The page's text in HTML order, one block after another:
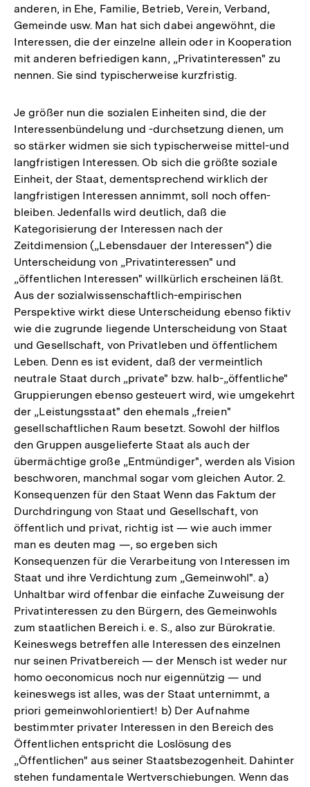
anderen, in Ehe, Familie, Betrieb, Verein, Verband,
Gemeinde usw. Man hat sich dabei angewöhnt, die
Interessen, die der einzelne allein oder in Kooperation
mit anderen befriedigen kann, „Privatinteressen" zu
nennen. Sie sind typischerweise kurzfristig.
Je größer nun die sozialen Einheiten sind, die der
Interessenbündelung und -durchsetzung dienen, um
so stärker widmen sie sich typischerweise mittel-und
langfristigen Interessen. Ob sich die größte soziale
Einheit, der Staat, dementsprechend wirklich der
langfristigen Interessen annimmt, soll noch offen-
bleiben. Jedenfalls wird deutlich, daß die
Kategorisierung der Interessen nach der
Zeitdimension („Lebensdauer der Interessen") die
Unterscheidung von „Privatinteressen" und
„öffentlichen Interessen" willkürlich erscheinen läßt.
Aus der sozialwissenschaftlich-empirischen
Perspektive wirkt diese Unterscheidung ebenso fiktiv
wie die zugrunde liegende Unterscheidung von Staat
und Gesellschaft, von Privatleben und öffentlichem
Leben. Denn es ist evident, daß der vermeintlich
neutrale Staat durch „private" bzw. halb-„öffentliche"
Gruppierungen ebenso gesteuert wird, wie umgekehrt
der „Leistungsstaat" den ehemals „freien"
gesellschaftlichen Raum besetzt. Sowohl der hilflos
den Gruppen ausgelieferte Staat als auch der
übermächtige große „Entmündiger", werden als Vision
beschworen, manchmal sogar vom gleichen Autor. 2.
Konsequenzen für den Staat Wenn das Faktum der
Durchdringung von Staat und Gesellschaft, von
öffentlich und privat, richtig ist — wie auch immer
man es deuten mag —, so ergeben sich
Konsequenzen für die Verarbeitung von Interessen im
Staat und ihre Verdichtung zum „Gemeinwohl". a)
Unhaltbar wird offenbar die einfache Zuweisung der
Privatinteressen zu den Bürgern, des Gemeinwohls
zum staatlichen Bereich i. e. S., also zur Bürokratie.
Keineswegs betreffen alle Interessen des einzelnen
nur seinen Privatbereich — der Mensch ist weder nur
homo oeconomicus noch nur eigennützig — und
keineswegs ist alles, was der Staat unternimmt, a
priori gemeinwohlorientiert! b) Der Aufnahme
bestimmter privater Interessen in den Bereich des
Öffentlichen entspricht die Loslösung des
„Öffentlichen" aus seiner Staatsbezogenheit. Dahinter
stehen fundamentale Wertverschiebungen. Wenn das
Zum